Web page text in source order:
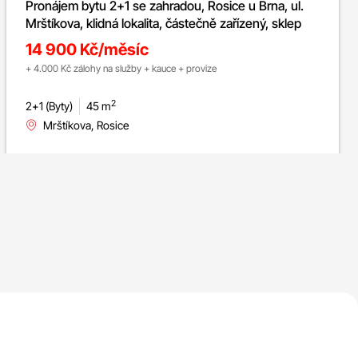
Pronájem bytu 2+1 se zahradou, Rosice u Brna, ul.
Mrštíkova, klidná lokalita, částečně zařízený, sklep
14 900 Kč/měsíc
+ 4.000 Kč zálohy na služby + kauce + provize
2+1 (Byty) 45 m2
Mrštíkova, Rosice